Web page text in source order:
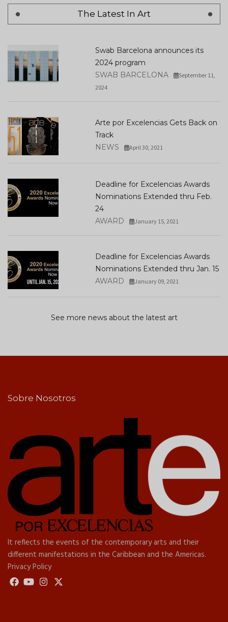
The Latest In Art
Swab Barcelona announces its
2024 program
SWAB BARCELONA
September 11,
2024
Arte por Excelencias Gets Back on
Track
NEWS
April 30, 2021
Deadline for Excelencias Awards
Nominations Extended thru Feb.
24
AWARD
January 15, 2021
Deadline for Excelencias Awards
Nominations Extended thru Jan. 15
AWARD
January 09, 2021
See more news about the latest art
Sobre Nosotros
It reflects the events of the contemporary arts and their
different manifestations in the Caribbean and the Americas.
Privacy Policy